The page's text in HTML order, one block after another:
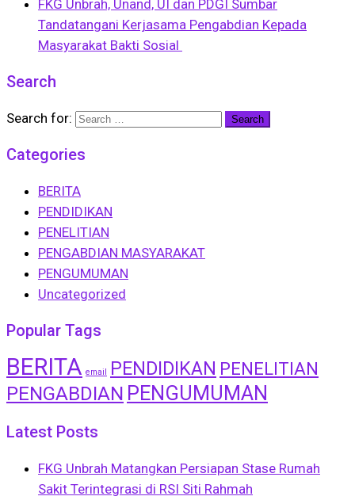
FKG Unbrah, Unand, UI dan PDGI Sumbar
Tandatangani Kerjasama Pengabdian Kepada
Masyarakat Bakti Sosial
Search
Search for:
Categories
BERITA
PENDIDIKAN
PENELITIAN
PENGABDIAN MASYARAKAT
PENGUMUMAN
Uncategorized
Popular Tags
BERITA email PENDIDIKAN PENELITIAN
PENGABDIAN PENGUMUMAN
Latest Posts
FKG Unbrah Matangkan Persiapan Stase Rumah
Sakit Terintegrasi di RSI Siti Rahmah